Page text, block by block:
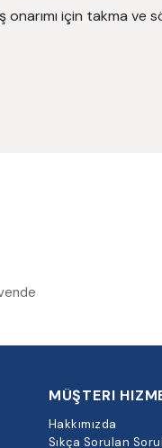
onarımı için takma ve
MÜŞTERI
Hakkımızda
Sıkça Sorulan